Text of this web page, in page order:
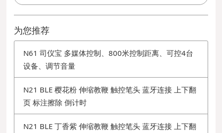
为您推荐
N61 司仪宝 多媒体控制、800米控制距离、可控4台
设备、调节音量
N21 BLE 樱花粉 伸缩教鞭 触控笔头 蓝牙连接 上下翻
页 标注擦除 倒计时
N21 BLE 丁香紫 伸缩教鞭 触控笔头 蓝牙连接 上下翻